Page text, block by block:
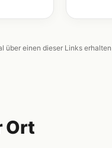
über einen dieser Links erhalten
Ort